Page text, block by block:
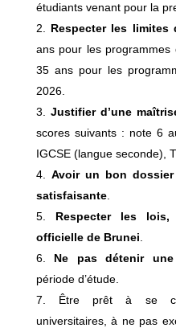
étudiants venant pour la
Respecter les limites
ans pour les
35 ans pour les
2026.
Justifier d’une
scores suivants : note 6
IGCSE (langue seconde),
Avoir un bon
satisfaisante.
Respecter les
officielle de Brunei
Ne pas détenir
période d’étude.
Être prêt à se
universitaires, à ne pas